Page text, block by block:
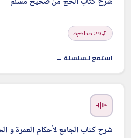
29 محاضرة
استمع للسلسلة ←
شرح كتاب الجامع لأحكام العمرة و